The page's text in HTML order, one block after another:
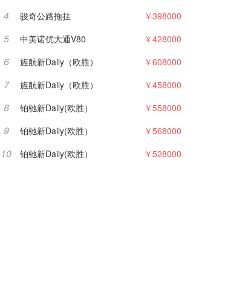
4 骏奇公路拖挂 ￥398000
5 中美诺优大通V80 ￥428000
6 旌航新Daily（欧胜） ￥608000
7 旌航新Daily（欧胜） ￥458000
8 铂驰新Daily(欧胜） ￥558000
9 铂驰新Daily(欧胜） ￥568000
10 铂驰新Daily(欧胜） ￥528000